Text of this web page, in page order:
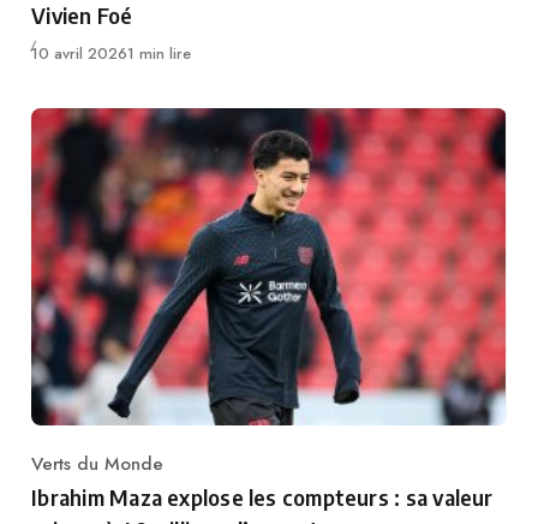
Vivien Foé
Publié
10 avril 20261 min lire
Category
Verts du Monde
Ibrahim Maza explose les compteurs : sa valeur